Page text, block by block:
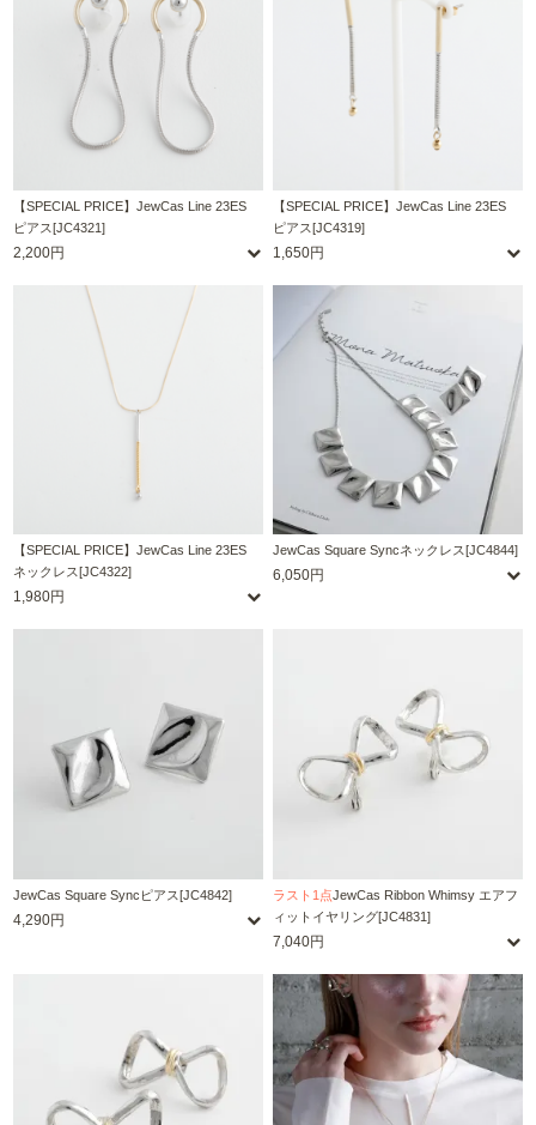
【SPECIAL PRICE】JewCas Line 23ES
ピアス[JC4321]
2,200円
【SPECIAL PRICE】JewCas Line 23ES
ピアス[JC4319]
1,650円
【SPECIAL PRICE】JewCas Line 23ES
ネックレス[JC4322]
1,980円
JewCas Square Syncネックレス[JC4844]
6,050円
JewCas Square Syncピアス[JC4842]
4,290円
ラスト1点JewCas Ribbon Whimsy エアフ
ィットイヤリング[JC4831]
7,040円